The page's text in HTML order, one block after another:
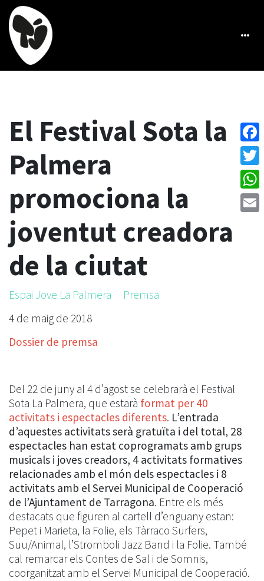
El Festival Sota la
Palmera
promociona la
joventut creadora
de la ciutat
Espai Jove La Palmera
Premsa
4 de maig de 2018
Dossier de premsa
Del 22 de juny al 4 d’agost se celebrarà el Festival
Sota La Palmera, que estarà format per 40
activitats i espectacles diferents. L’entrada
d’aquestes activitats serà gratuïta i del total, 28
espectacles han estat coprogramats amb grups
musicals i joves creadors, 4 activitats formatives
relacionades amb el món dels espectacles i 8
activitats amb el Servei Municipal de Cooperació
de l’Ajuntament de Tarragona. Entre els més
destacats que figuren al cartell d’enguany estan:
Pepet i Marieta, la Folie, els Tàrraco Surfers,
Suu/Animal, l’Stromboli Jazz Band i la Folie. També
cal remarcar els Contes de Sal i de Somnis,
coorganitzat amb el Servei Municipal de Cooperació.